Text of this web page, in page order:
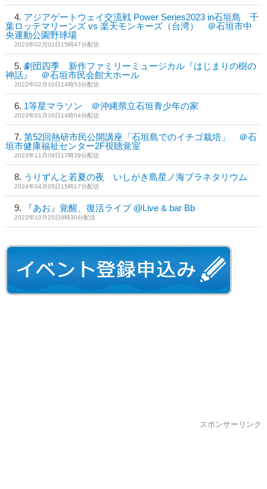
アジアゲートウェイ交流戦 Power Series2023 in石垣島 千
葉ロッテマリーンズ vs 楽天モンキーズ（台湾） ＠石垣市中
央運動公園野球場
2023年02月01日15時47分配信
劇団四季 新作ファミリーミュージカル『はじまりの樹の
神話』 ＠石垣市民会館大ホール
2022年02月10日14時53分配信
1等星マラソン ＠沖縄県立石垣青少年の家
2023年01月16日14時04分配信
第52回熱研市民公開講座「石垣島でのイチゴ栽培」 ＠石
垣市健康福祉センター2F視聴覚室
2023年11月09日17時39分配信
うりずんと若夏の夜 いしがき島星ノ海プラネタリウム
2024年04月05日15時17分配信
『あお』覚醒、復活ライブ @Live & bar Bb
2023年10月25日9時30分配信
スポンサーリンク